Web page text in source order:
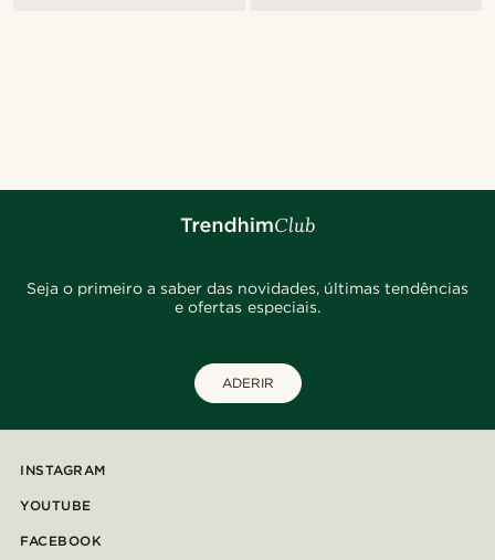
Seja o primeiro a saber das novidades, últimas tendências
e ofertas especiais.
ADERIR
INSTAGRAM
YOUTUBE
FACEBOOK